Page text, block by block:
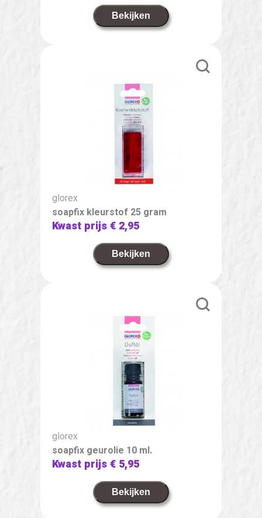
Bekijken
glorex
soapfix kleurstof 25 gram
Kwast prijs€ 2,95
Bekijken
glorex
soapfix geurolie 10 ml.
Kwast prijs€ 5,95
Bekijken